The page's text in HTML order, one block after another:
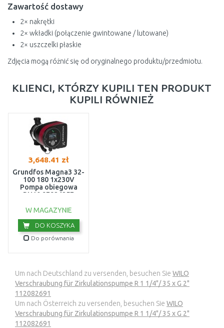
Zawartość dostawy
2× nakrętki
2× wkładki (połączenie gwintowane / lutowane)
2× uszczelki płaskie
Zdjęcia mogą różnić się od oryginalnego produktu/przedmiotu.
KLIENCI, KTÓRZY KUPILI TEN PRODUKT
KUPILI RÓWNIEŻ
3,648.41 zł
Grundfos Magna3 32-
100 180 1x230V
Pompa obiegowa
PN10 97924257
W MAGAZYNIE
DO KOSZYKA
Do porównania
Um nach Deutschland zu versenden, besuchen Sie WILO
Verschraubung für Zirkulationspumpe R 1 1/4"/ 35 x G 2"
112082691
Um nach Österreich zu versenden, besuchen Sie WILO
Verschraubung für Zirkulationspumpe R 1 1/4"/ 35 x G 2"
112082691